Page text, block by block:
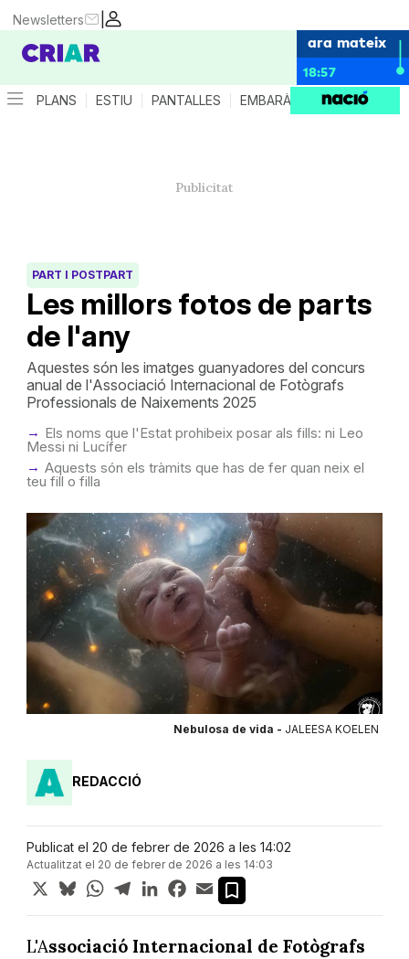
|
Newsletters
ara mateix
18:57
PLANS ESTIU PANTALLES EMBARÀS CRIANÇA
Les millors fotos de parts
de l'any
PART I POSTPART
Aquestes són les imatges guanyadores del concurs
anual de l'Associació Internacional de Fotògrafs
Professionals de Naixements 2025
Els noms que l'Estat prohibeix posar als fills: ni Leo
Messi ni Lucífer
Aquests són els tràmits que has de fer quan neix el
teu fill o filla
Nebulosa de vida - JALEESA KOELEN
REDACCIÓ
Publicat el 20 de febrer de 2026 a les 14:02
Actualitzat el 20 de febrer de 2026 a les 14:03
X BlueskyWhatsApp
TelegramLinkedInFacebook
Email
L'Associació Internacional de Fotògrafs